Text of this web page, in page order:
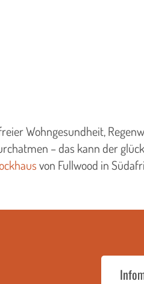
Wohngesundheit,
– das kann der
von Fullwood in